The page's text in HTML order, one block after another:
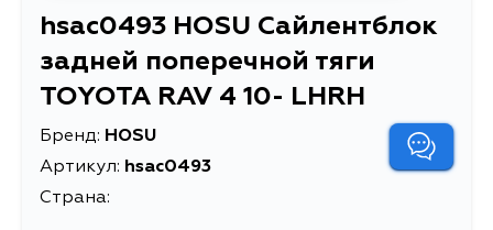
hsac0493 HOSU Сайлентблок
задней поперечной тяги
TOYOTA RAV 4 10- LHRH
Бренд: HOSU
Артикул: hsac0493
Страна: